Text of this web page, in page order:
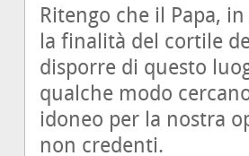
Ritengo che il Papa,
la finalità del cortile
disporre di questo
qualche modo
idoneo per la nostra
non credenti.